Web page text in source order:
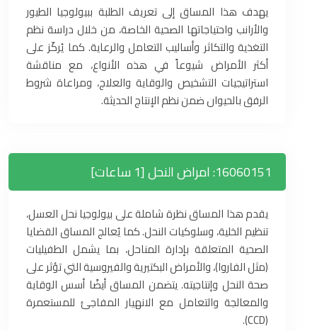
يهدف هذا المساق إلى تعريف الطلبة ببيولوجيا الطيور
والأرانب واحتياجاتها الصحية الخاصة، من خلال دراسة نظم
التغذية والتكاثر وأساليب التعامل والرعاية. كما يُركّز على
أكثر الأمراض شيوعاً في هذه الأنواع، مع مناقشة
استراتيجيات التشخيص والوقاية والعلاج، ومراعاة شروط
الرفق بالحيوان ضمن نظم الإنتاج الحديثة.
16060151: امراض النحل [1 ساعات]
يقدم هذا المساق نظرة شاملة على بيولوجيا نحل العسل،
تنظيم الخلية، وسلوكيات النحل. كما يُعالج المساق القضايا
الصحية المتعلقة بإدارة المناحل، بما يشمل الطفيليات
(مثل الفاروا)، والأمراض البكتيرية والفيروسية التي تؤثر على
صحة النحل وإنتاجيته. يتضمن المساق أيضًا أسس الوقاية
والمعالجة والتعامل مع الانهيار المفاجئ للمستعمرة
(CCD).